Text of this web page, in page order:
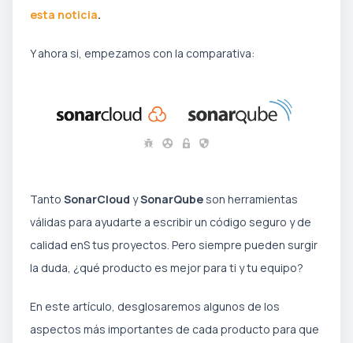
esta noticia.
Y ahora si, empezamos con la comparativa:
Tanto SonarCloud ySonarQube son herramientas
válidas para ayudarte a escribir un código seguro y de
calidad enS tus proyectos. Pero siempre pueden surgir
la duda, ¿qué producto es mejor para ti y tu equipo?
En este artículo, desglosaremos algunos de los
aspectos más importantes de cada producto para que